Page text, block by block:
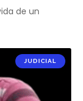
de un
JUDICIAL